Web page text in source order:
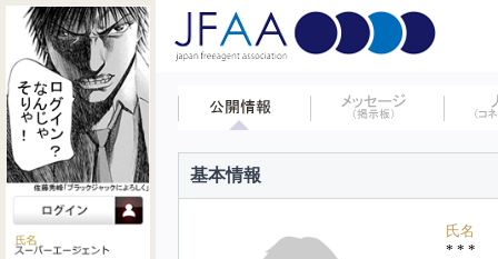
基本情報
氏名
* * *